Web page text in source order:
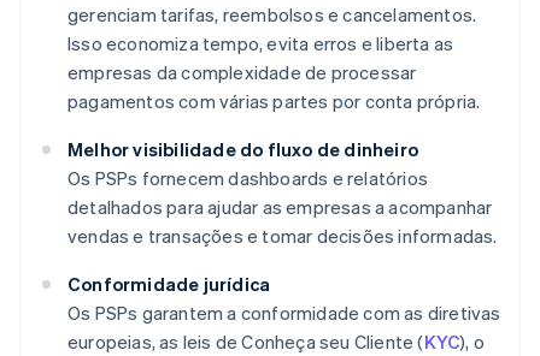
gerenciam tarifas, reembolsos e cancelamentos.
Isso economiza tempo, evita erros e liberta as
empresas da complexidade de processar
pagamentos com várias partes por conta própria.
Melhor visibilidade do fluxo de dinheiro
Os PSPs fornecem dashboards e relatórios
detalhados para ajudar as empresas a acompanhar
vendas e transações e tomar decisões informadas.
Conformidade jurídica
Os PSPs garantem a conformidade com as diretivas
europeias, as leis de Conheça seu Cliente (KYC), o